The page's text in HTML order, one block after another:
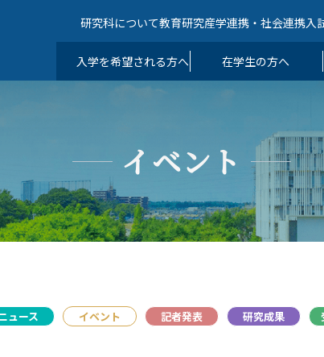
研究科について教育研究産学連携・社会連携入
入学を希望される方へ 在学生の方へ
イベント
ュース イベント 記者発表 研究成果